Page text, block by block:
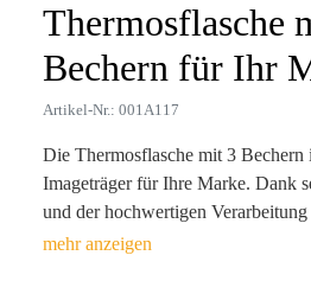
Thermosflasche
Bechern für Ihr
Artikel-Nr.: 001A117
Die Thermosflasche mit 3 Bechern
Imageträger für Ihre Marke. Dank
und der hochwertigen
Kunststoff bietet dieses Produkt